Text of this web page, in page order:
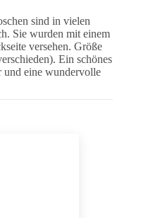
sind in vielen
Sie wurden mit einem
versehen. Größe
Ein schönes
und eine wundervolle